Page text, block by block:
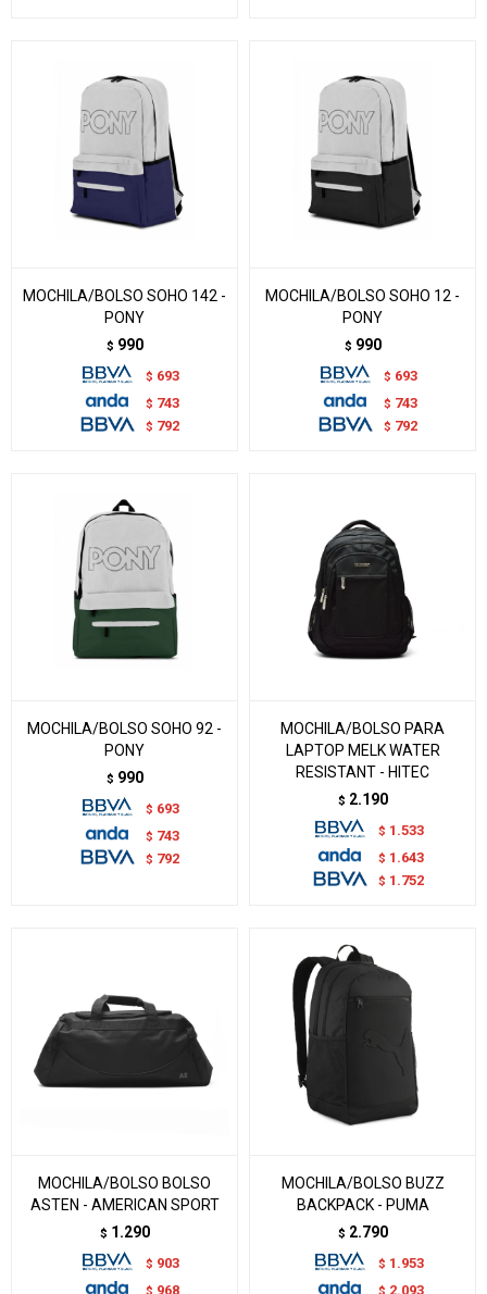
MOCHILA/BOLSO SOHO 142 -
PONY
$ 990
$ 693
$ 743
$ 792
MOCHILA/BOLSO SOHO 12 -
PONY
$ 990
$ 693
$ 743
$ 792
MOCHILA/BOLSO SOHO 92 -
PONY
$ 990
$ 693
$ 743
$ 792
MOCHILA/BOLSO PARA
LAPTOP MELK WATER
RESISTANT - HITEC
$ 2.190
$ 1.533
$ 1.643
$ 1.752
MOCHILA/BOLSO BOLSO
ASTEN - AMERICAN SPORT
$ 1.290
$ 903
$ 968
MOCHILA/BOLSO BUZZ
BACKPACK - PUMA
$ 2.790
$ 1.953
$ 2.093